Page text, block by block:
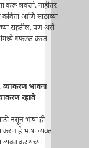
करू शकतो. नाहीतर
कविता आणि साठाव्या
राहतील. पण असे
गफलत करत
भावना
रहावे
नसून भाषा ही
हे भाषा व्यक्त
करायच्या